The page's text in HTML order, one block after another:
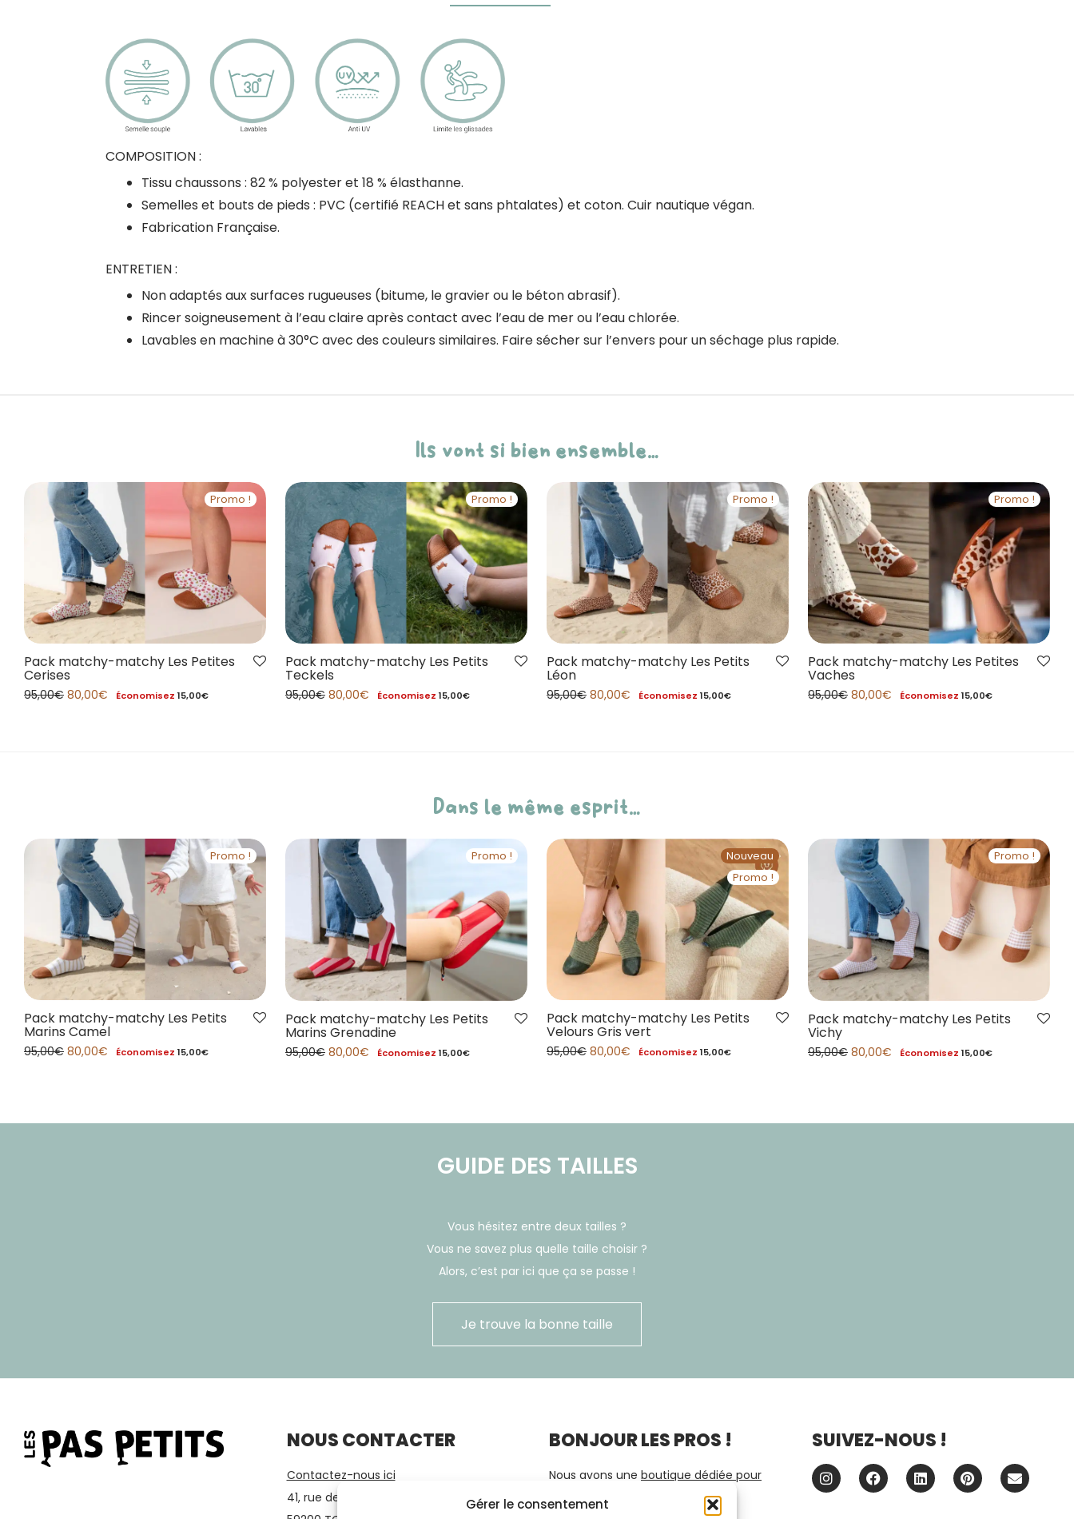
Gérer le consentement
COMPOSITION :
Tissu chaussons : 82 % polyester et 18 % élasthanne.
Semelles et bouts de pieds : PVC (certifié REACH et sans phtalates) et coton. Cuir nautique végan.
Fabrication Française.
ENTRETIEN :
Non adaptés aux surfaces rugueuses (bitume, le gravier ou le béton abrasif).
Rincer soigneusement à l’eau claire après contact avec l’eau de mer ou l’eau chlorée.
Lavables en machine à 30°C avec des couleurs similaires. Faire sécher sur l’envers pour un séchage plus rapide.
Ils vont si bien ensemble…
Promo !
Pack matchy-matchy Les Petites
Cerises
95,00€ 80,00€ Économisez 15,00€
Promo !
Pack matchy-matchy Les Petits
Teckels
95,00€ 80,00€ Économisez 15,00€
Promo !
Pack matchy-matchy Les Petits
Léon
95,00€ 80,00€ Économisez 15,00€
Promo !
Pack matchy-matchy Les Petites
Vaches
95,00€ 80,00€ Économisez 15,00€
Dans le même esprit…
Promo !
Pack matchy-matchy Les Petits
Marins Camel
95,00€ 80,00€ Économisez 15,00€
Promo !
Pack matchy-matchy Les Petits
Marins Grenadine
95,00€ 80,00€ Économisez 15,00€
Nouveau
Promo !
Pack matchy-matchy Les Petits
Velours Gris vert
95,00€ 80,00€ Économisez 15,00€
Promo !
Pack matchy-matchy Les Petits
Vichy
95,00€ 80,00€ Économisez 15,00€
GUIDE DES TAILLES
Vous hésitez entre deux tailles ?
Vous ne savez plus quelle taille choisir ?
Alors, c’est par ici que ça se passe !
Je trouve la bonne taille
NOUS CONTACTER
Contactez-nous ici
41, rue des Métissages
BONJOUR LES PROS !
Nous avons une boutique dédiée pour
vous ici.
SUIVEZ-NOUS !